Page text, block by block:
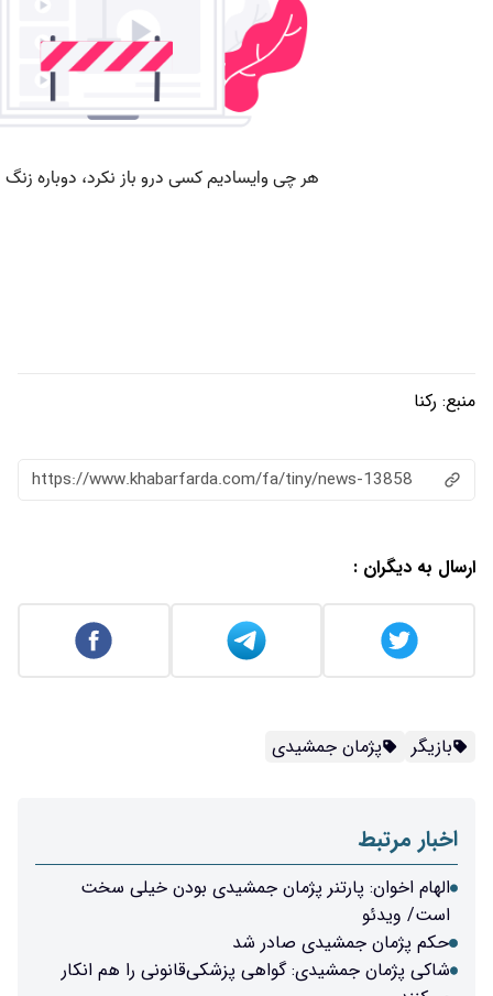
https://www.khabarfarda.com/fa/
پژمان جمشیدی بودن خیلی سخت
صادر شد
گواهی پزشکی‌قانونی را هم انکار